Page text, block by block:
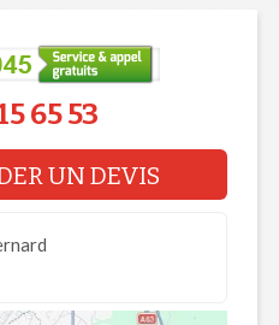
65 53
UN DEVIS